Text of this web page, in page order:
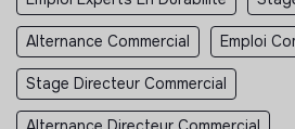
Alternance Commercial Emploi
Stage Directeur Commercial